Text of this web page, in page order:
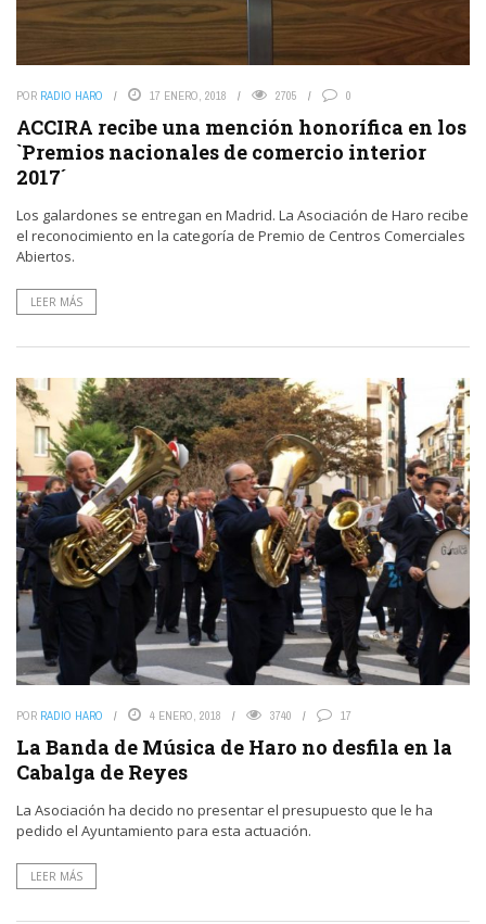
POR RADIO HARO 17 ENERO, 2018 2705 0
ACCIRA recibe una mención honorífica en los
`Premios nacionales de comercio interior
2017´
Los galardones se entregan en Madrid. La Asociación de Haro recibe
el reconocimiento en la categoría de Premio de Centros Comerciales
Abiertos.
LEER MÁS
POR RADIO HARO 4 ENERO, 2018 3740 17
La Banda de Música de Haro no desfila en la
Cabalga de Reyes
La Asociación ha decido no presentar el presupuesto que le ha
pedido el Ayuntamiento para esta actuación.
LEER MÁS